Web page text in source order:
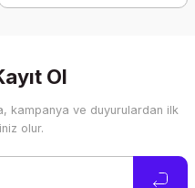
Ol
kampanya ve duyurulardan ilk
olur.